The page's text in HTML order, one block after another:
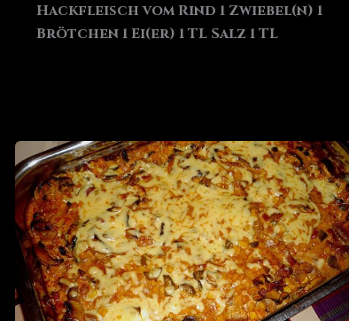
Hackfleisch vom Rind 1 Zwiebel(n) 1
Brötchen 1 Ei(er) 1 TL Salz 1 TL